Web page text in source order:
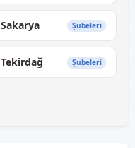
Sakarya Şubeleri
Tekirdağ Şubeleri